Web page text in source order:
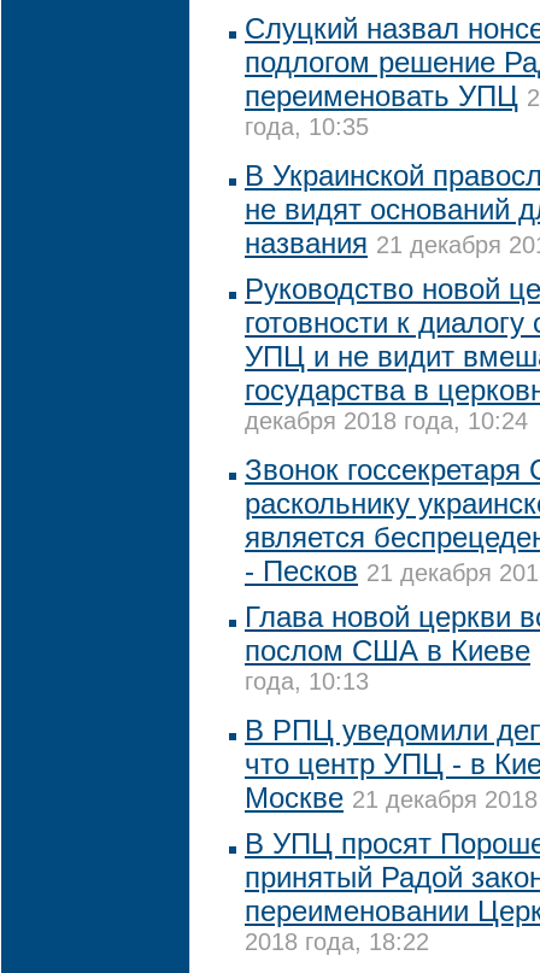
Слуцкий назвал
подлогом решение
переименовать УПЦ
года, 10:35
В Украинской
не видят оснований
названия 21 декабря
Руководство новой
готовности к
УПЦ и не видит
государства в
декабря 2018 года, 10:24
Звонок
раскольнику
является
- Песков 21 декабря
Глава новой церкви
послом США в Киеве
года, 10:13
В РПЦ уведомили
что центр УПЦ - в
Москве 21 декабря
В УПЦ просят
принятый Радой
переименовании
2018 года, 18:22